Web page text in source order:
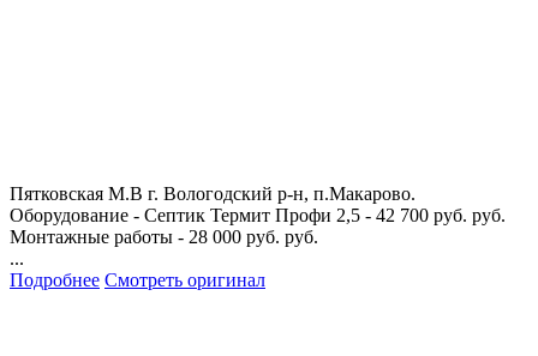
Пятковская М.В г. Вологодский р-н, п.Макарово.
Оборудование - Септик Термит Профи 2,5 - 42 700 руб. руб.
Монтажные работы - 28 000 руб. руб.
...
Подробнее Смотреть оригинал